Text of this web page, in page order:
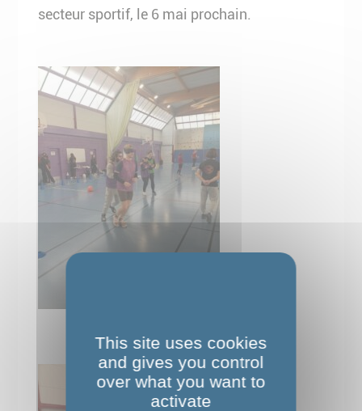
secteur sportif, le 6 mai prochain.
This site uses cookies
and gives you control
over what you want to
activate